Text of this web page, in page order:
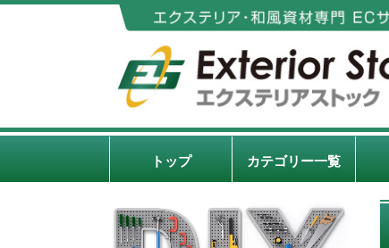
トップ カテゴリー一覧